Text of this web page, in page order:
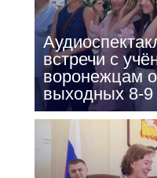
встречи с
воронежцам
выходных 8-9